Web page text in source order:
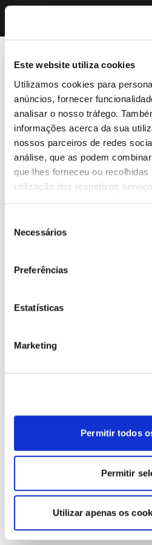
Este website utiliza cookies
Utilizamos cookies para
anúncios, fornecer
analisar o nosso tráfego.
informações acerca da sua
nossos parceiros de redes
análise, que as podem
que lhes forneceu ou
utilização dos respetivos
Necessários
Preferências
Estatísticas
Marketing
Permitir todos
Permitir
Utilizar apenas os